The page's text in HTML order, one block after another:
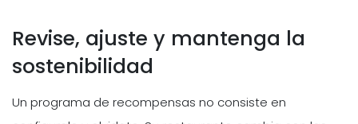
Revise, ajuste y mantenga la
sostenibilidad
Un programa de recompensas no consiste en